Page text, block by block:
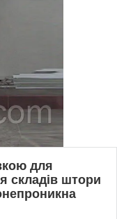
для
складів штори